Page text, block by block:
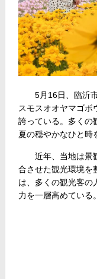
5月16日、臨沂
スモスオオヤマゴボ
誇っている。多くの
夏の穏やかなひと時
近年、当地は景
合させた観光環境を
は、多くの観光客の
力を一層高めている。